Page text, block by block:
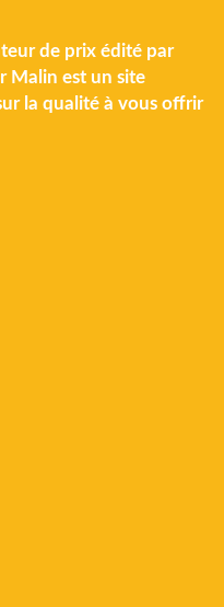
de prix édité par
Malin est un site
la qualité à vous offrir